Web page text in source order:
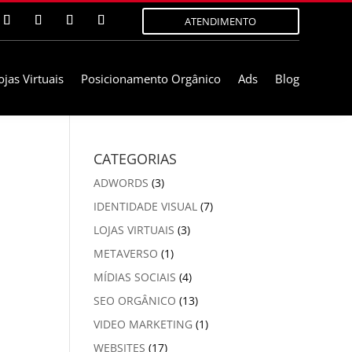
ATENDIMENTO
Virtuais Posicionamento Orgânico Ads Blog
CATEGORIAS
ADWORDS (3)
IDENTIDADE VISUAL (7)
LOJAS VIRTUAIS (3)
METAVERSO (1)
MÍDIAS SOCIAIS (4)
SEO ORGÂNICO (13)
VIDEO MARKETING (1)
WEBSITES (17)